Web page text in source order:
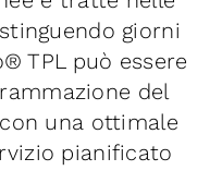
giorni
TPL può essere
del
una ottimale
pianificato